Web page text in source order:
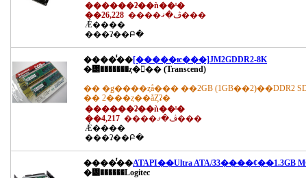
������ʡ��ǹ��ˡ�
��26,228
����ڤ�ޤ���
Ǽ����
���ʡ��Բ�
����̾��[�����ѥ���]JM2GDDR2-8K
�᡼�������ȥ�󥻥�� (Transcend)
�� �ǥ����ȥå��� ��2GB (1GB��2)��DDR2
�� 2���ȥ��åȤʡ�
������ʡ��ǹ��ˡ�
��4,217
����ڤ�ޤ���
Ǽ����
���ʡ��Բ�
����̾��ATAPI��Ultra ATA/33����¢��1.3GB
�᡼������Logitec